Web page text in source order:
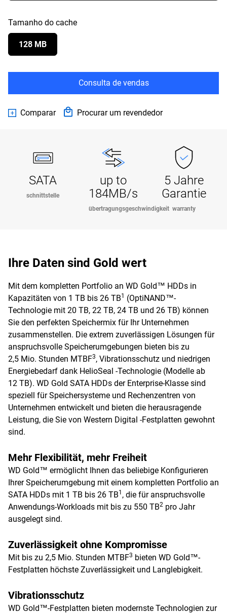
Tamanho do cache
128 MB
Consulta de vendas
Comparar Procurar um revendedor
SATA
schnittstelle
up to
184MB/s
übertragungsgeschwindigkeit
5 Jahre
Garantie
warranty
Ihre Daten sind Gold wert
Mit dem kompletten Portfolio an WD Gold™ HDDs in
Kapazitäten von 1 TB bis 26 TB1
(OptiNAND™-
Technologie mit 20 TB, 22 TB, 24 TB und 26 TB) können
Sie den perfekten Speichermix für Ihr Unternehmen
zusammenstellen. Die extrem zuverlässigen Lösungen für
anspruchsvolle Speicherumgebungen bieten bis zu
2,5 Mio. Stunden MTBF3, Vibrationsschutz und niedrigen
Energiebedarf dank HelioSeal -Technologie (Modelle ab
12 TB). WD Gold SATA HDDs der Enterprise-Klasse sind
speziell für Speichersysteme und Rechenzentren von
Unternehmen entwickelt und bieten die herausragende
Leistung, die Sie von Western Digital -Festplatten gewohnt
sind.
Mehr Flexibilität, mehr Freiheit
WD Gold™ ermöglicht Ihnen das beliebige Konfigurieren
Ihrer Speicherumgebung mit einem kompletten Portfolio an
SATA HDDs mit 1 TB bis 26 TB1 , die für anspruchsvolle
Anwendungs-Workloads mit bis zu 550 TB2 pro Jahr
ausgelegt sind.
Zuverlässigkeit ohne Kompromisse
Mit bis zu 2,5 Mio. Stunden MTBF3 bieten WD Gold™-
Festplatten höchste Zuverlässigkeit und Langlebigkeit.
Vibrationsschutz
WD Gold™-Festplatten bieten modernste Technologien zur